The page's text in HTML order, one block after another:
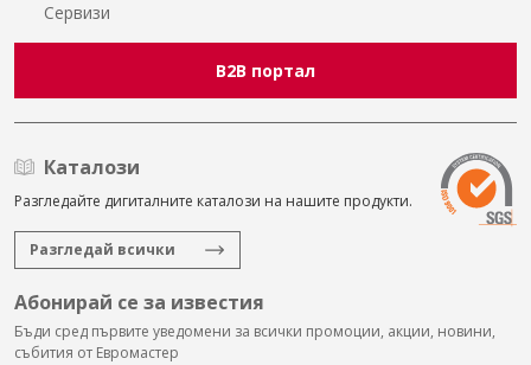
Сервизи
B2B портал
Каталози
Разгледайте дигиталните каталози на нашите продукти.
Разгледай всички
Абонирай се за известия
Бъди сред първите уведомени за всички промоции, акции, новини,
събития от Евромастер